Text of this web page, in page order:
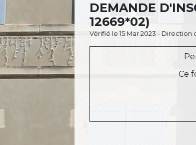
DEMANDE
12669*02)
Vérifié le 15 Mar 2023 -
Ce